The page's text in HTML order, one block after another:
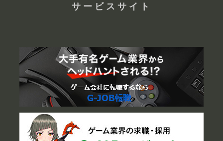
サービスサイト